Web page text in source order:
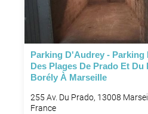
Parking D'Audrey - Parking
Des Plages De Prado Et Du
Borély À Marseille
255 Av. Du Prado, 13008
France